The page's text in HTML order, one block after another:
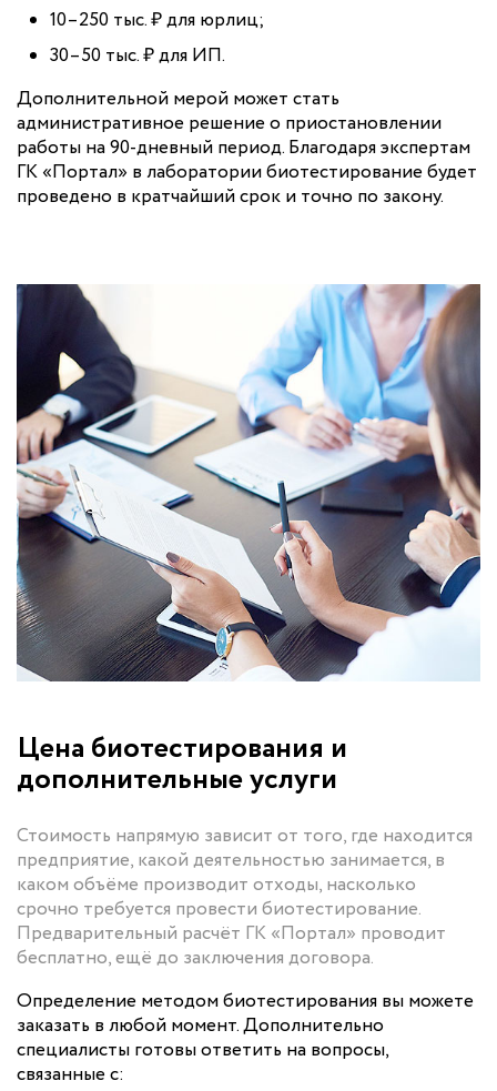
10–250 тыс. ₽ для юрлиц;
30–50 тыс. ₽ для ИП.
Дополнительной мерой может стать
административное решение о приостановлении
работы на 90-дневный период. Благодаря экспертам
ГК «Портал» в лаборатории биотестирование будет
проведено в кратчайший срок и точно по закону.
Цена биотестирования и
дополнительные услуги
Стоимость напрямую зависит от того, где находится
предприятие, какой деятельностью занимается, в
каком объёме производит отходы, насколько
срочно требуется провести биотестирование.
Предварительный расчёт ГК «Портал» проводит
бесплатно, ещё до заключения договора.
Определение методом биотестирования вы можете
заказать в любой момент. Дополнительно
специалисты готовы ответить на вопросы,
связанные с: